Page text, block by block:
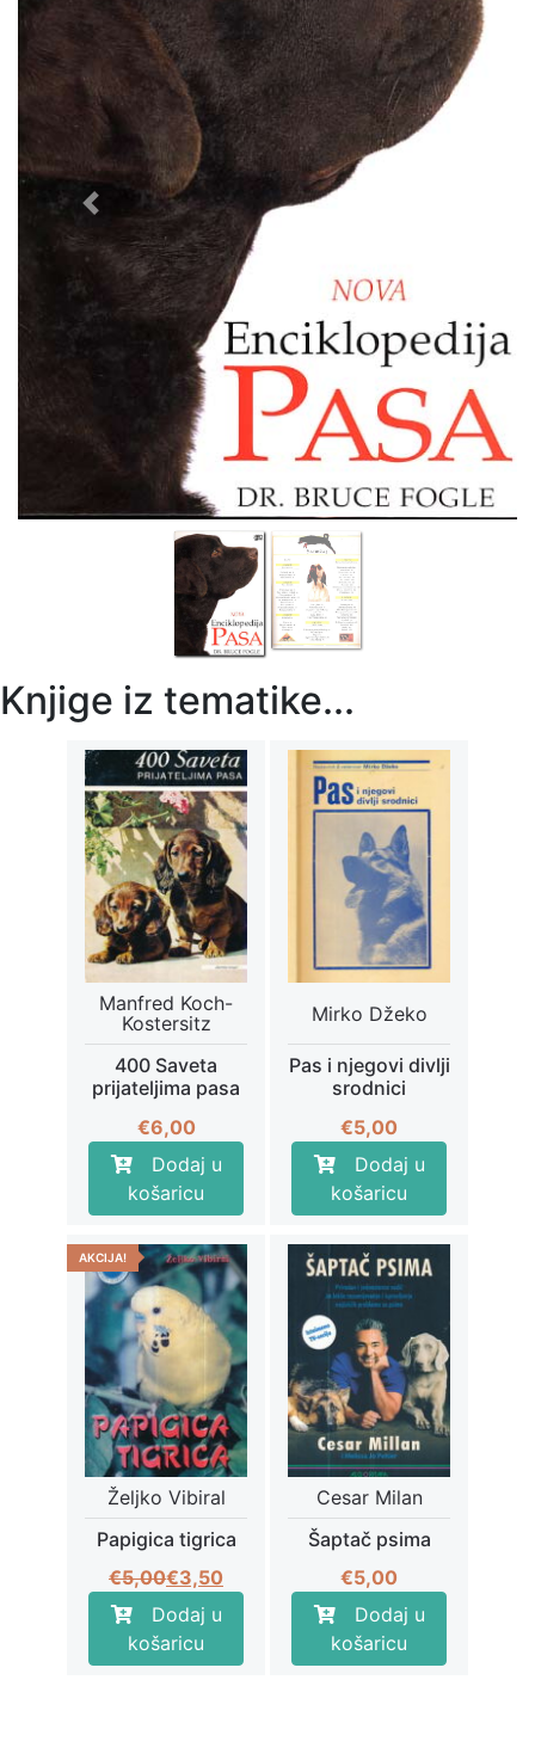
Previous
Knjige iz tematike...
Manfred Koch-
Kostersitz
400 Saveta
prijateljima pasa
€6,00
Dodaj u
košaricu
Mirko Džeko
Pas i njegovi divlji
srodnici
€5,00
Dodaj u
košaricu
AKCIJA!
Željko Vibiral
Papigica tigrica
€5,00Izvorna
cijena
bila
je:
€3,50
Trenutna
cijena
je:
€3,50.
Dodaj u
košaricu
Cesar Milan
Šaptač psima
€5,00
Dodaj u
košaricu